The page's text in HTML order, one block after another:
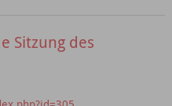
Sitzung des